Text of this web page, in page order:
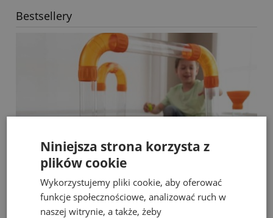
Bestsellery
Niniejsza strona korzysta z
plików cookie
Wykorzystujemy pliki cookie, aby oferować
funkcje społecznościowe, analizować ruch w
naszej witrynie, a także, żeby